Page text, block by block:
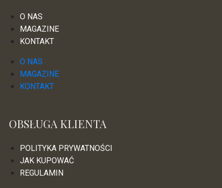
O NAS
MAGAZINE
KONTAKT
O NAS
MAGAZINE
KONTAKT
OBSŁUGA KLIENTA
POLITYKA PRYWATNOŚCI
JAK KUPOWAĆ
REGULAMIN